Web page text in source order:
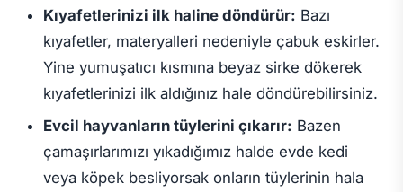
Kıyafetlerinizi ilk haline döndürür: Bazı
kıyafetler, materyalleri nedeniyle çabuk eskirler.
Yine yumuşatıcı kısmına beyaz sirke dökerek
kıyafetlerinizi ilk aldığınız hale döndürebilirsiniz.
Evcil hayvanların tüylerini çıkarır: Bazen
çamaşırlarımızı yıkadığımız halde evde kedi
veya köpek besliyorsak onların tüylerinin hala